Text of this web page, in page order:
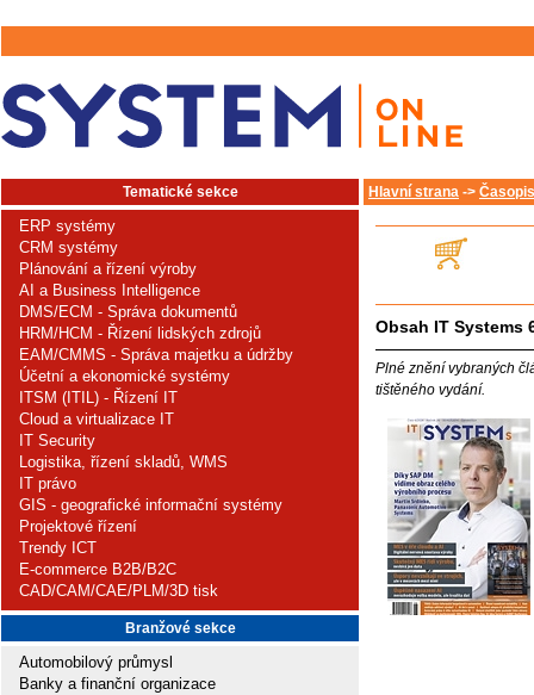
Tematické sekce
ERP systémy
CRM systémy
Plánování a řízení výroby
AI a Business Intelligence
DMS/ECM - Správa dokumentů
HRM/HCM - Řízení lidských zdrojů
EAM/CMMS - Správa majetku a údržby
Účetní a ekonomické systémy
ITSM (ITIL) - Řízení IT
Cloud a virtualizace IT
IT Security
Logistika, řízení skladů, WMS
IT právo
GIS - geografické informační systémy
Projektové řízení
Trendy ICT
E-commerce B2B/B2C
CAD/CAM/CAE/PLM/3D tisk
Branžové sekce
Automobilový průmysl
Banky a finanční organizace
Hlavní strana ->
Obsah IT Systems
Plné znění vybraných
tištěného vydání.